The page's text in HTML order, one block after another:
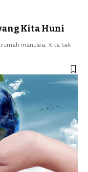
Kita Huni
manusia. Kita tak